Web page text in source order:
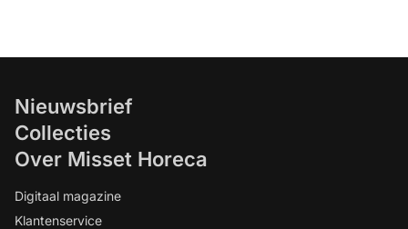
Nieuwsbrief
Collecties
Over Misset Horeca
Digitaal magazine
Klantenservice